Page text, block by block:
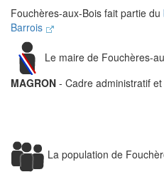
Fouchères-aux-Bois fait partie du
Barrois
Le maire de Fouchères-
MAGRON - Cadre administratif
La population de